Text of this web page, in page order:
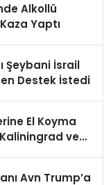
Alkollü
Yaptı
Şeybani İsrail
Destek İstedi
El Koyma
ve
Avn Trump’a